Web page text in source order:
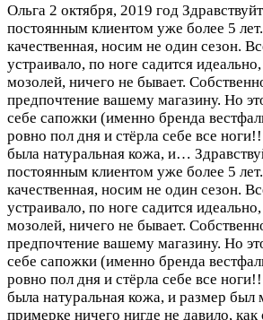
Ольга 2 октября, 2019 год
постоянным клиентом уже более 5
качественная, носим не один сезон.
устраивало, по ноге садится
мозолей, ничего не бывает.
предпочтение вашему магазину. Но
себе сапожки (именно бренда
ровно пол дня и стёрла себе все
была натуральная кожа, и…
постоянным клиентом уже более 5
качественная, носим не один сезон.
устраивало, по ноге садится
мозолей, ничего не бывает.
предпочтение вашему магазину. Но
себе сапожки (именно бренда
ровно пол дня и стёрла себе все
была натуральная кожа, и размер
примерке ничего нигде не давило,